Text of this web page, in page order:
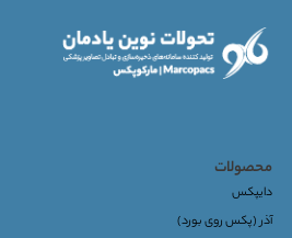
محصولات
دایپکس
آذر (پکس روی بورد)